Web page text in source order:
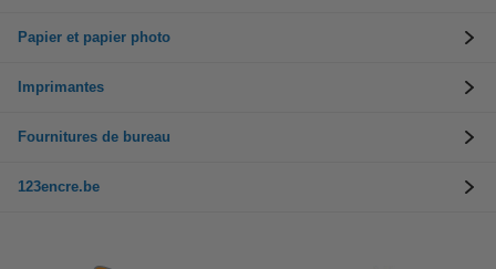
Papier et papier photo
Imprimantes
Fournitures de bureau
123encre.be